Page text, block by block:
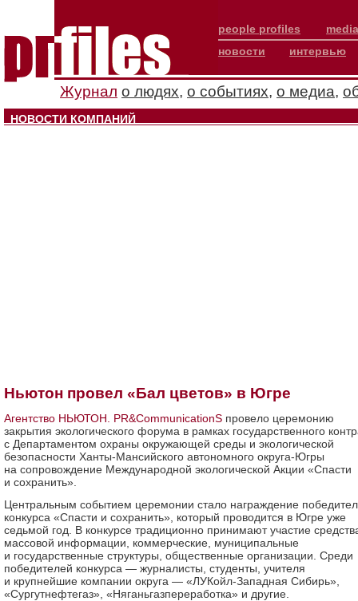
people profiles
новости
интервью
Журнал о людях, о событиях, о медиа,
НОВОСТИ КОМПАНИЙ
Ньютон провел «Бал цветов» в Югре
Агентство НЬЮТОН. PR&СommunicationS провело церемонию
закрытия экологического форума в рамках государственного
с Департаментом охраны окружающей среды и экологической
безопасности Ханты-Мансийского автономного округа-Югры
на сопровождение Международной экологической Акции «Спасти
и сохранить».
Центральным событием церемонии стало награждение
конкурса «Спасти и сохранить», который проводится в Югре уже
седьмой год. В конкурсе традиционно принимают участие
массовой информации, коммерческие, муниципальные
и государственные структуры, общественные организации. Среди
победителей конкурса — журналисты, студенты, учителя
и крупнейшие компании округа — «ЛУКойл-Западная Сибирь»,
«Сургутнефтегаз», «Няганьгазпереработка» и другие.